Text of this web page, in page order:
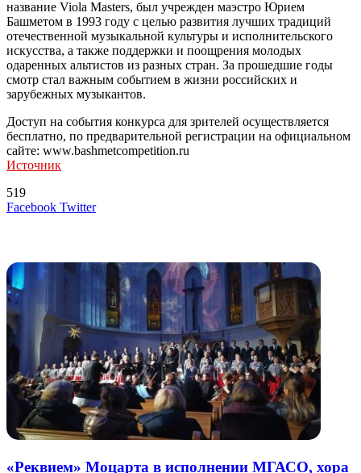
название Viola Masters, был учрежден маэстро Юрием
Башметом в 1993 году с целью развития лучших традиций
отечественной музыкальной культуры и исполнительского
искусства, а также поддержки и поощрения молодых
одаренных альтистов из разных стран. За прошедшие годы
смотр стал важным событием в жизни российских и
зарубежных музыкантов.
Доступ на события конкурса для зрителей осуществляется
бесплатно, по предварительной регистрации на официальном
сайте: www.bashmetcompetition.ru
Источник
519
Facebook TwitterLinkedIn
Tumblr
Reddit
Вконтакте
Одноклассники
Skype
Messenger
Messenger
WhatsApp
Telegram
Viber
Line
Поделиться
Печатать
«Реквием» Моцарта в исполнении МГАСО, хора